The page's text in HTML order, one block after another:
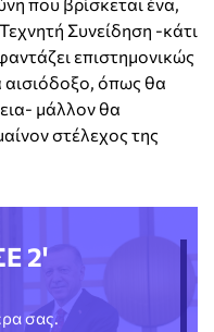
Συνείδηση -κάτι
επιστημονικώς
αισιόδοξο, όπως θα
μάλλον θα
στέλεχος της
2'
σας.